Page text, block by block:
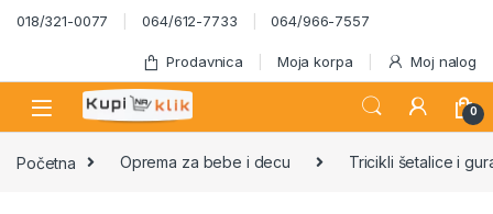
Skip to navigation
Skip to content
018/321-0077 064/612-7733 064/966-7557
Prodavnica Moja korpa Moj nalog
0
Početna Oprema za bebe i decu Tricikli šetalice i